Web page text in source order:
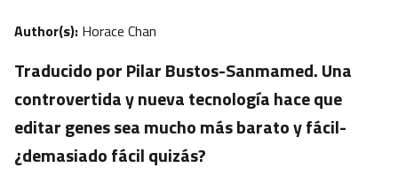
Author(s): Horace Chan
Traducido por Pilar Bustos-Sanmamed. Una
controvertida y nueva tecnología hace que
editar genes sea mucho más barato y fácil-
¿demasiado fácil quizás?